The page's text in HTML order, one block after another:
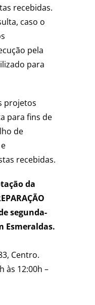
recebidas.
caso o
pela
para
projetos
para fins de
de
recebidas.
da
segunda-
Esmeraldas.
Centro⁣.
às 12:00h –